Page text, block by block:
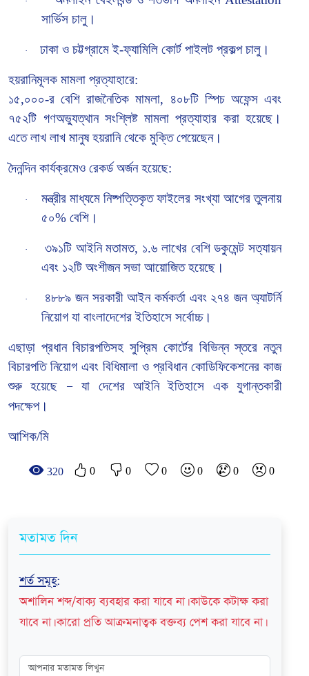
সার্ভিস চালু।
· ঢাকা ও চট্টগ্রামেই-ফ্যামিলি কোর্ট পাইলট প্রকল্প চালু।
হয়রানিমূলক মামলা প্রত্যাহারে:
১৫,০০০-র বেশি রাজনৈতিক মামলা, ৪০৮টি স্পিচ অফেন্স এবং
৭৫২টি গণঅভ্যুত্থান সংশ্লিষ্ট মামলা প্রত্যাহার করা হয়েছে।
এতে লাখ লাখ মানুষ হয়রানি থেকে মুক্তি পেয়েছেন।
দৈনন্দিন কার্যক্রমেও রেকর্ড অর্জন হয়েছে:
·
মন্ত্রীর মাধ্যমে নিষ্পত্তিকৃত ফাইলের সংখ্যা আগের তুলনায়
৫০% বেশি।
·
৩৯১টি আইনি মতামত, ১.৬ লাখের বেশি ডকুমেন্ট সত্যায়ন
এবং ১২টি অংশীজন সভা আয়োজিত হয়েছে।
· ৪৮৮৯ জন সরকারী আইন কর্মকর্তাএবং ২৭৪ জন অ্যাটর্নি
নিয়োগ যা বাংলাদেশের ইতিহাসে সর্বোচ্চ।
এছাড়া প্রধান বিচারপতিসহ সুপ্রিম কোর্টের বিভিন্ন স্তরে নতুন
বিচারপতি নিয়োগ এবং বিধিমালা ও প্রবিধান কোডিফিকেশনের কাজ
শুরুহয়েছে —যা দেশের আইনি ইতিহাসে এক যুগান্তকারী
পদক্ষেপ।
আশিক/মি
320 0 0 0 0 0 0
মতামত দিন
শর্ত সমূহ:
অশালিন শব্দ/বাক্য ব্যবহার করা যাবে না। কাউকে কটাক্ষ করা
যাবে না। কারো প্রতি আক্রমনাত্বক বক্তব্য পেশ করা যাবে না।